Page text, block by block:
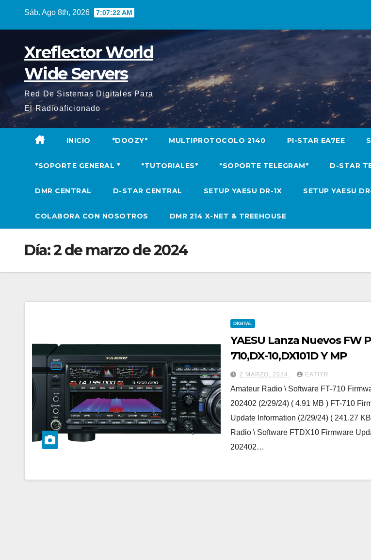
Sáb. Ago 8th, 2026 7:07:23 AM
Xreflector World
Wide Servers
Red De Sistemas Digitales Para
El Radioaficionado
INICIO *DOOZY* MULTIPROTOCOLO 2140 PI-STAR EA7EE
*SOPORTE GENERAL * *TUTORIALES* *SOPORTE TELEGRAM* D-STAR
DMR CENTRAL D-STAR CENTRAL SETUP YAESU DR-1X SETUP YAESU
COLABORA CON NOSOTROS DMR 214 X-NET & TREEHOUSE
Día:2 de marzo de 2024
DIGITAL
YAESU Lanza Nuevos FW
710,DX-10,DX101D Y MP
2 MARZO, 2024 EA7IYR
Amateur Radio \ Software FT-710
202402 (2/29/24) ( 4.91 MB ) FT-710
Update Information (2/29/24) ( 241.27
Radio \ Software FTDX10 Firmware
202402…